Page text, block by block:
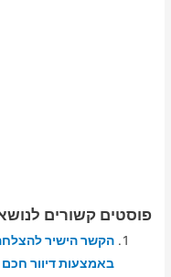
פוסטים קשורים
הקשר הישיר
באמצעות דיוור חכם